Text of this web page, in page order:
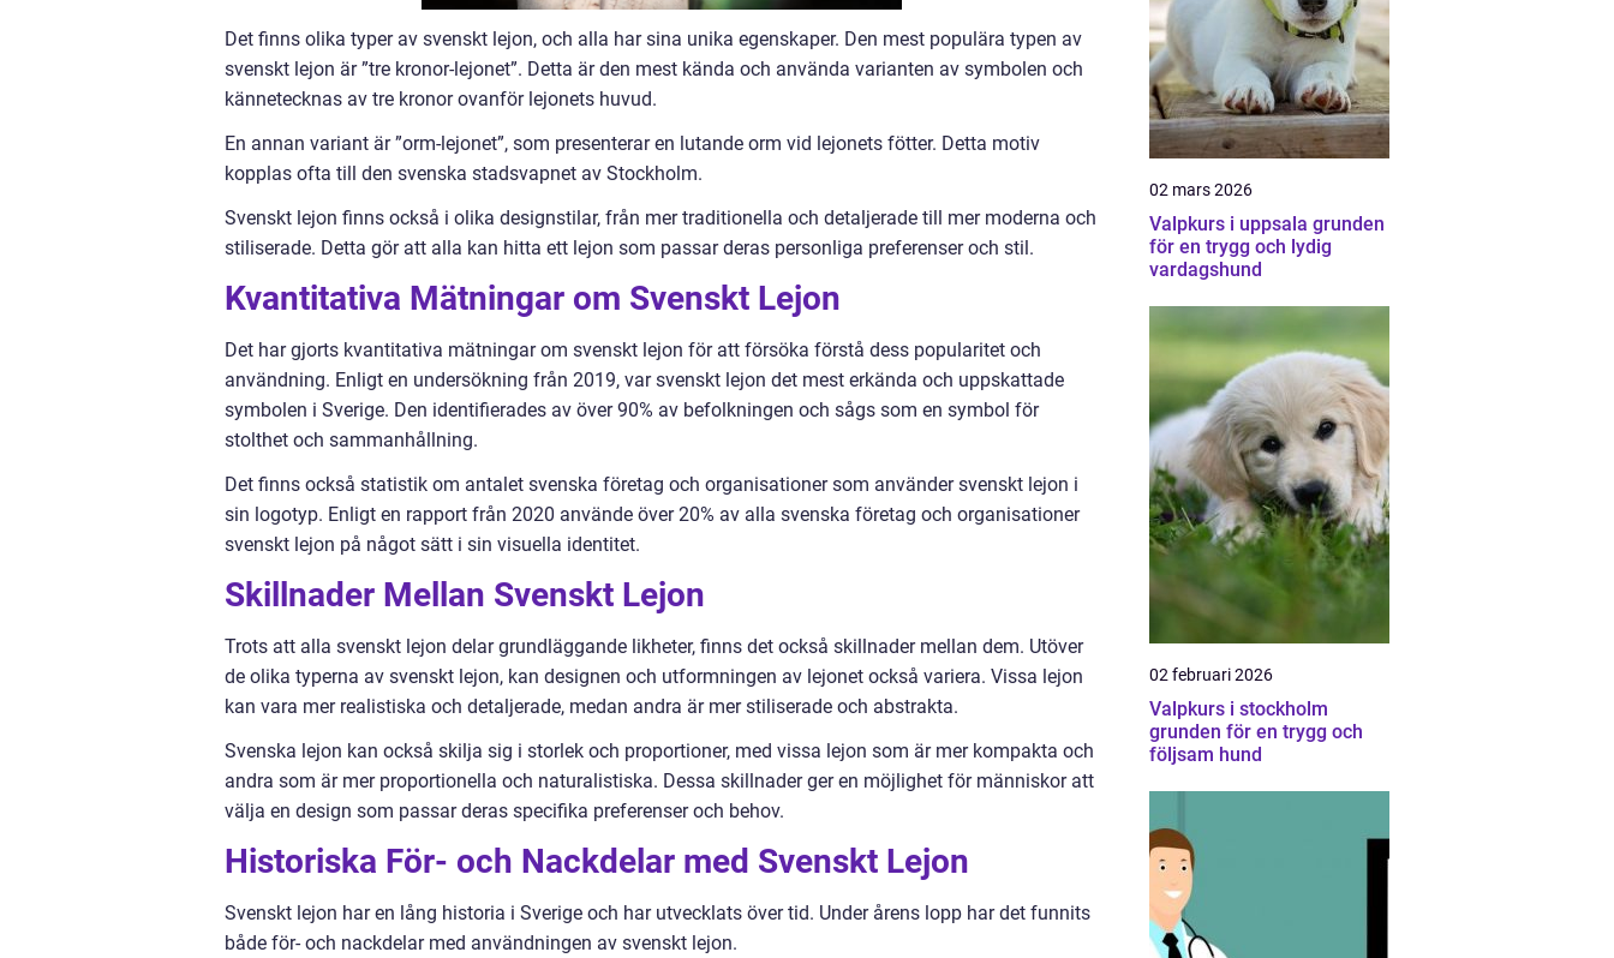
Det finns olika typer av svenskt lejon, och alla har sina unika egenskaper. Den mest populära typen av
svenskt lejon är ”tre kronor-lejonet”. Detta är den mest kända och använda varianten av symbolen och
kännetecknas av tre kronor ovanför lejonets huvud.
En annan variant är ”orm-lejonet”, som presenterar en lutande orm vid lejonets fötter. Detta motiv
kopplas ofta till den svenska stadsvapnet av Stockholm.
Svenskt lejon finns också i olika designstilar, från mer traditionella och detaljerade till mer moderna och
stiliserade. Detta gör att alla kan hitta ett lejon som passar deras personliga preferenser och stil.
Kvantitativa Mätningar om Svenskt Lejon
Det har gjorts kvantitativa mätningar om svenskt lejon för att försöka förstå dess popularitet och
användning. Enligt en undersökning från 2019, var svenskt lejon det mest erkända och uppskattade
symbolen i Sverige. Den identifierades av över 90% av befolkningen och sågs som en symbol för
stolthet och sammanhållning.
Det finns också statistik om antalet svenska företag och organisationer som använder svenskt lejon i
sin logotyp. Enligt en rapport från 2020 använde över 20% av alla svenska företag och organisationer
svenskt lejon på något sätt i sin visuella identitet.
Skillnader Mellan Svenskt Lejon
Trots att alla svenskt lejon delar grundläggande likheter, finns det också skillnader mellan dem. Utöver
de olika typerna av svenskt lejon, kan designen och utformningen av lejonet också variera. Vissa lejon
kan vara mer realistiska och detaljerade, medan andra är mer stiliserade och abstrakta.
Svenska lejon kan också skilja sig i storlek och proportioner, med vissa lejon som är mer kompakta och
andra som är mer proportionella och naturalistiska. Dessa skillnader ger en möjlighet för människor att
välja en design som passar deras specifika preferenser och behov.
Historiska För- och Nackdelar med Svenskt Lejon
Svenskt lejon har en lång historia i Sverige och har utvecklats över tid. Under årens lopp har det funnits
både för- och nackdelar med användningen av svenskt lejon.
02 mars 2026
Valpkurs i uppsala grunden
för en trygg och lydig
vardagshund
02 februari 2026
Valpkurs i stockholm
grunden för en trygg och
följsam hund